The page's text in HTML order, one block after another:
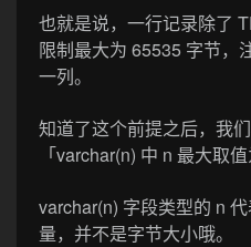
也就是说，一行记录除了
限制最大为 65535 字节，
一列。
知道了这个前提之后，我
「varchar(n) 中 n 最大取值
varchar(n) 字段类型的 n
量，并不是字节大小哦。